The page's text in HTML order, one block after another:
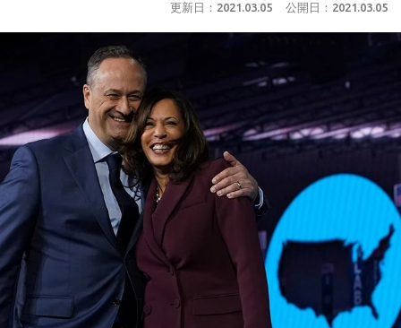
更新日： 2021.03.05 公開日： 2021.03.05